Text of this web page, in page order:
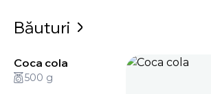
Băuturi
Coca cola
500 g